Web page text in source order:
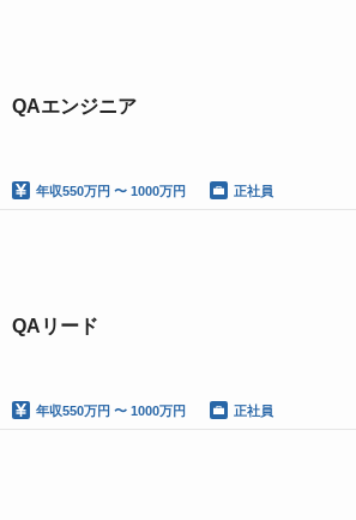
QAエンジニア
年収550万円 〜 1000万円 正社員
QAリード
年収550万円 〜 1000万円 正社員